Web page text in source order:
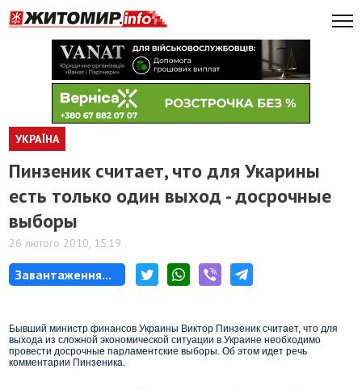
УКРАЇНА
Пинзеник считает, что для Укарины
есть только один выход - досрочные
выборы
26 лютого 2010, 15:19
Завантаження...
Бывший министр финансов Украины Виктор Пинзеник считает, что для
выхода из сложной экономической ситуации в Украине необходимо
провести досрочные парламентские выборы. Об этом идет речь
комментарии Пинзеника.